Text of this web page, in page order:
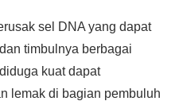
sel DNA yang dapat
timbulnya berbagai
kuat dapat
lemak di bagian pembuluh